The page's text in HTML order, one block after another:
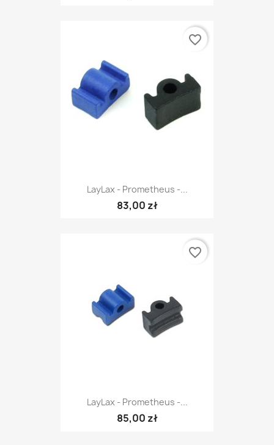
LayLax - Prometheus -...
83,00 zł
favorite_border
LayLax - Prometheus -...
85,00 zł
favorite_border